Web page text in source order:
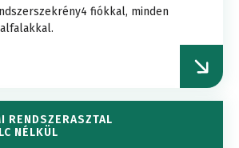
fiókkal, minden
RENDSZERASZTAL
NÉLKÜL